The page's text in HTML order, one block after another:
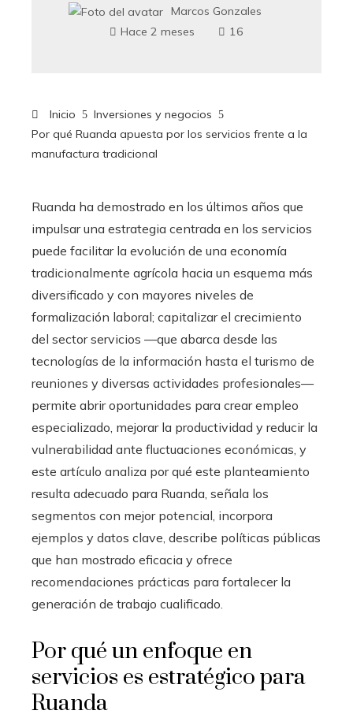
Marcos Gonzales
Hace 2 meses
16
Inicio
Inversiones y negocios
Por qué Ruanda apuesta por los servicios frente a la
manufactura tradicional
Ruanda ha demostrado en los últimos años que
impulsar una estrategia centrada en los servicios
puede facilitar la evolución de una economía
tradicionalmente agrícola hacia un esquema más
diversificado y con mayores niveles de
formalización laboral; capitalizar el crecimiento
del sector servicios —que abarca desde las
tecnologías de la información hasta el turismo de
reuniones y diversas actividades profesionales—
permite abrir oportunidades para crear empleo
especializado, mejorar la productividad y reducir la
vulnerabilidad ante fluctuaciones económicas, y
este artículo analiza por qué este planteamiento
resulta adecuado para Ruanda, señala los
segmentos con mejor potencial, incorpora
ejemplos y datos clave, describe políticas públicas
que han mostrado eficacia y ofrece
recomendaciones prácticas para fortalecer la
generación de trabajo cualificado.
Por qué un enfoque en
servicios es estratégico para
Ruanda